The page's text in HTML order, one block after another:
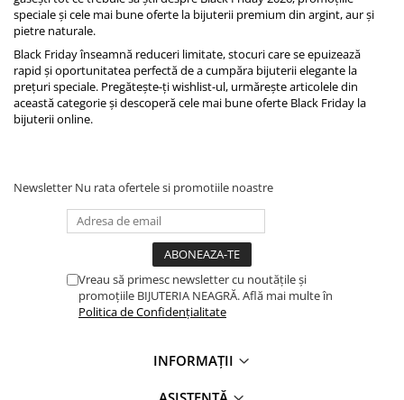
speciale și cele mai bune oferte la bijuterii premium din argint, aur și
pietre naturale.
Black Friday înseamnă reduceri limitate, stocuri care se epuizează
rapid și oportunitatea perfectă de a cumpăra bijuterii elegante la
prețuri speciale. Pregătește-ți wishlist-ul, urmărește articolele din
această categorie și descoperă cele mai bune oferte Black Friday la
bijuterii online.
Newsletter Nu rata ofertele si promotiile noastre
Vreau să primesc newsletter cu noutățile și
promoțiile BIJUTERIA NEAGRĂ. Află mai multe în
Politica de Confidențialitate
INFORMAȚII